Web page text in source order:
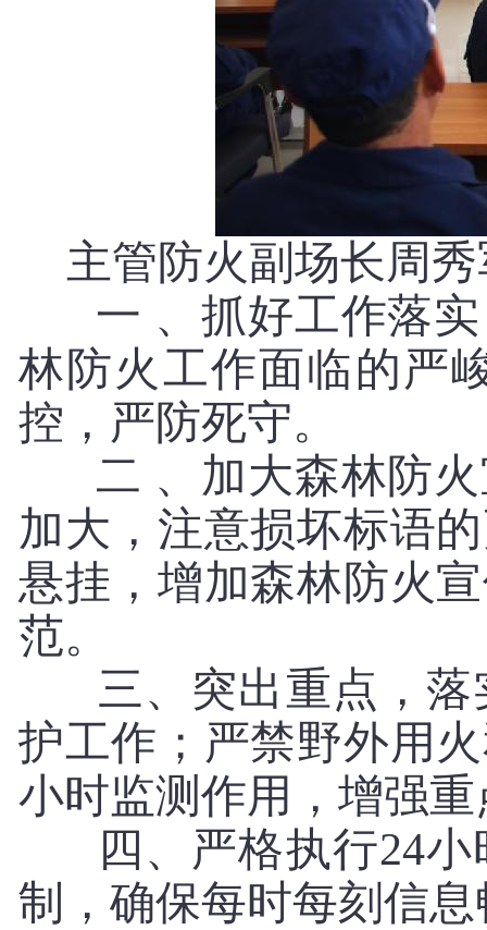
主管防火副场长周
一 、抓好工作落实
林防火工作面临的严
控，严防死守。
二 、加大森林防火
加大，注意损坏标语
悬挂，增加森林防火
范。
三、突出重点，落
护工作；严禁野外用
小时监测作用，增强
四、严格执行24小
制，确保每时每刻信